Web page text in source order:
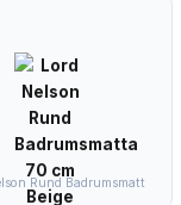
Rund Badrumsmatt